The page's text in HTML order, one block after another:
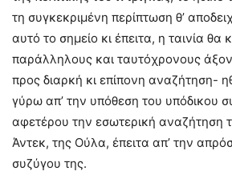
τη συγκεκριμένη περίπτωση θ’
αυτό το σημείο κι έπειτα, η ταινία θα
παράλληλους και ταυτόχρονους
προς διαρκή κι επίπονη αναζήτηση-
γύρω απ’ την υπόθεση του υπόδικου
αφετέρου την εσωτερική αναζήτηση
Άντεκ, της Ούλα, έπειτα απ’ την
συζύγου της.